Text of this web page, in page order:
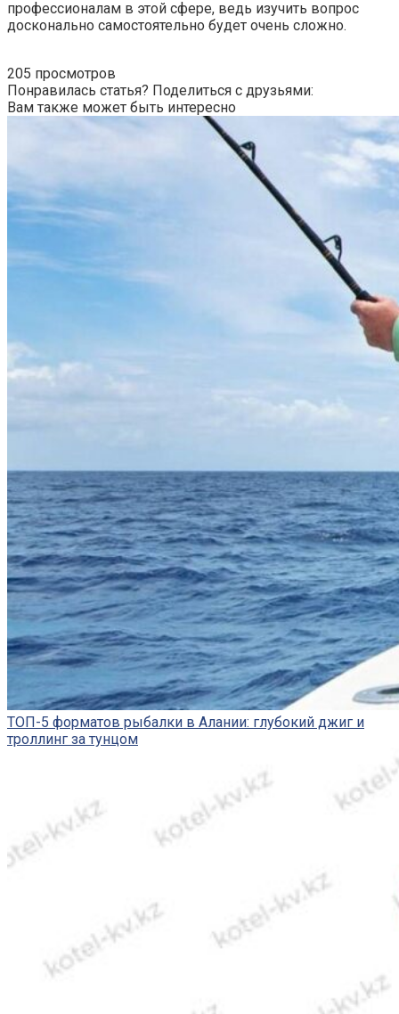
профессионалам в этой сфере, ведь изучить вопрос
досконально самостоятельно будет очень сложно.
205 просмотров
Понравилась статья? Поделиться с друзьями:
Вам также может быть интересно
ТОП-5 форматов рыбалки в Алании: глубокий джиг и
троллинг за тунцом